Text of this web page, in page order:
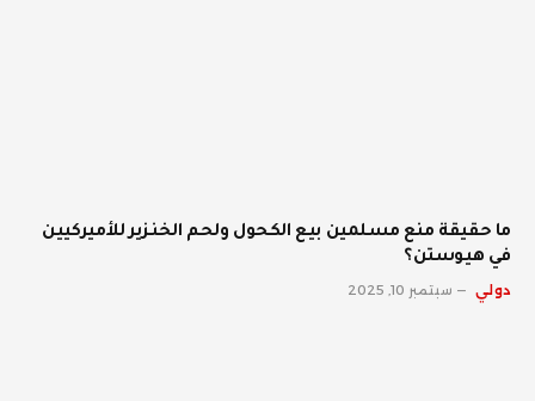
ما حقيقة منع مسلمين بيع الكحول ولحم الخنزير للأميركيين
في هيوستن؟
دولي سبتمبر 10, 2025